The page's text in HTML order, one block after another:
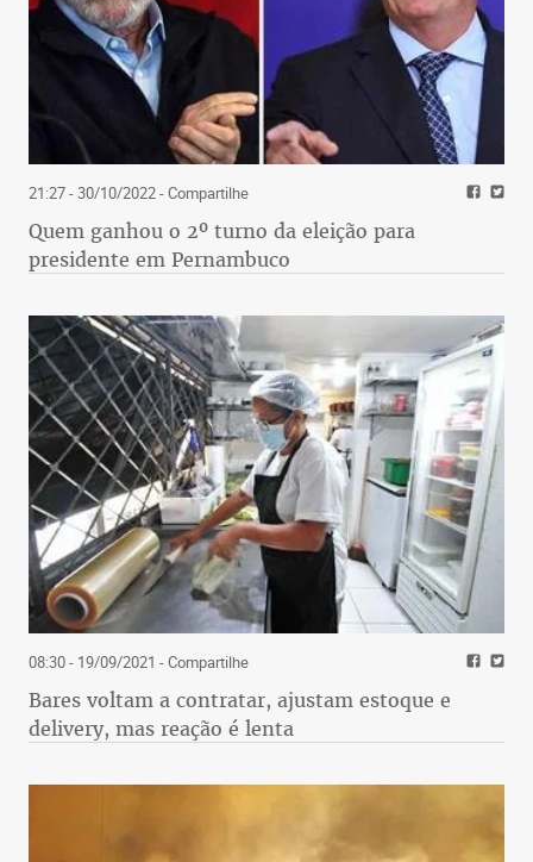
21:27 - 30/10/2022- Compartilhe
Quem ganhou o 2º turno da eleição para
presidente em Pernambuco
08:30 - 19/09/2021 - Compartilhe
Bares voltam a contratar, ajustam estoque e
delivery, mas reação é lenta